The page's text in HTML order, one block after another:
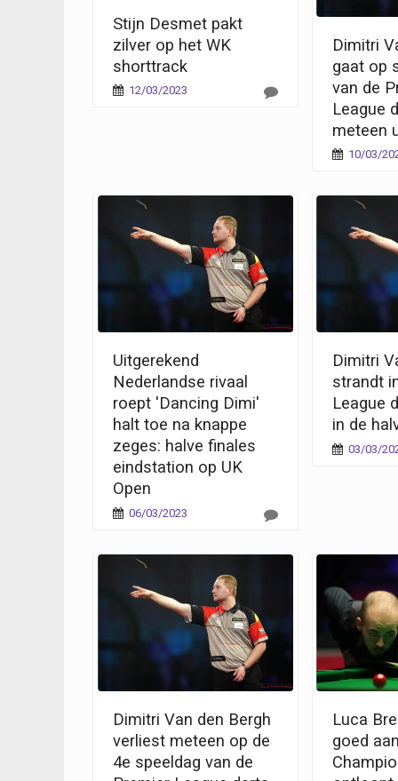
Stijn Desmet pakt
zilver op het WK
shorttrack
12/03/2023
Dimitri
gaat op
van de
League
meteen
10/03/
Uitgerekend
Nederlandse rivaal
roept 'Dancing Dimi'
halt toe na knappe
zeges: halve finales
eindstation op UK
Open
06/03/2023
Dimitri
strandt
League
in de
03/03/
Dimitri Van den Bergh
verliest meteen op de
4e speeldag van de
Luca
goed